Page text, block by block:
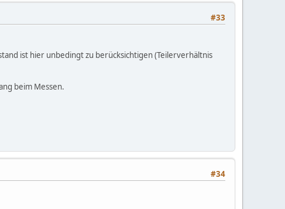
#33
ist hier unbedingt zu berücksichtigen (Teilerverhältnis
beim Messen.
#34